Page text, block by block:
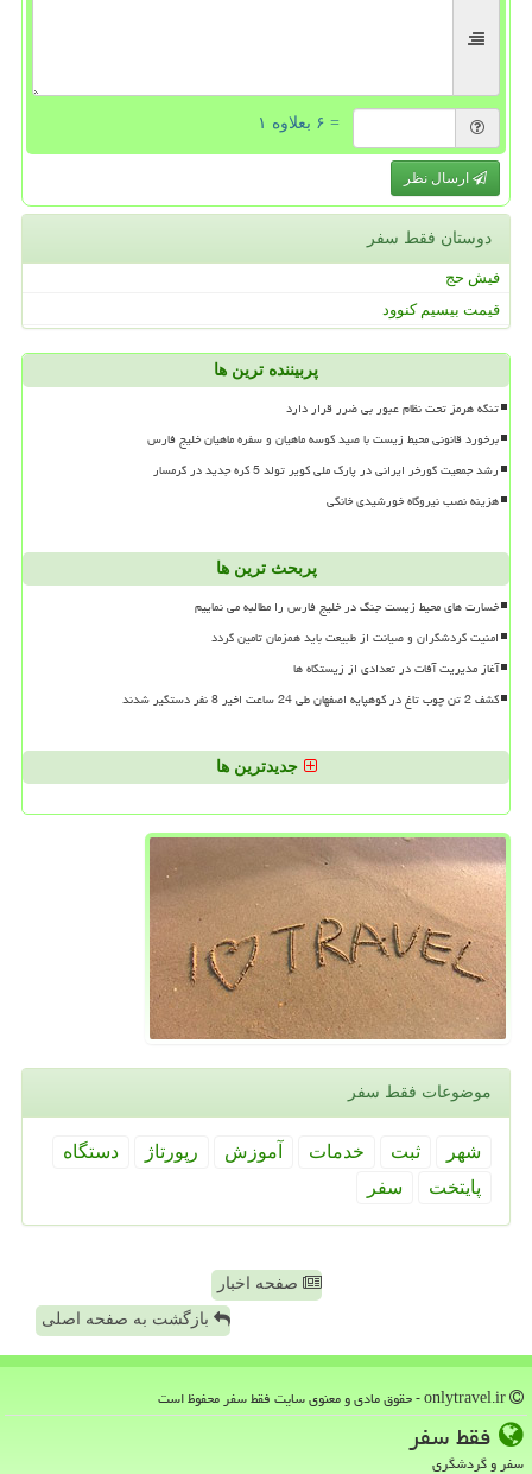
= ۶ بعلاوه ۱
ارسال نظر
دوستان فقط سفر
فیش حج
قیمت بیسیم کنوود
پربیننده ترین ها
تنگه هرمز تحت نظام عبور بی ضرر قرار دارد
برخورد قانونی محیط زیست با صید کوسه ماهیان و سفره ماهیان خلیج فارس
رشد جمعیت گورخر ایرانی در پارک ملی کویر تولد 5 کره جدید در گرمسار
هزینه نصب نیروگاه خورشیدی خانگی
پربحث ترین ها
خسارت های محیط زیست جنگ در خلیج فارس را مطالبه می نماییم
امنیت گردشگران و صیانت از طبیعت باید همزمان تامین گردد
آغاز مدیریت آفات در تعدادی از زیستگاه ها
کشف 2 تن چوب تاغ در کوهپایه اصفهان طی 24 ساعت اخیر 8 نفر دستگیر شدند
جدیدترین ها
موضوعات فقط سفر
شهر ثبت خدمات آموزش رپورتاژ
دستگاه
پایتخت
سفر
صفحه اخبار
بازگشت به صفحه اصلی
فقط سفر
سفر و گردشگری